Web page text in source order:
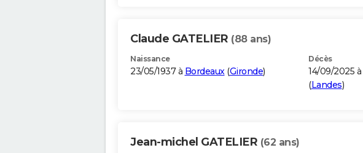
Claude GATELIER (88 ans)
Naissance
23/05/1937 à Bordeaux(Gironde)
Décès
14/09/2025 à
(Landes)
Jean-michel GATELIER (62 ans)